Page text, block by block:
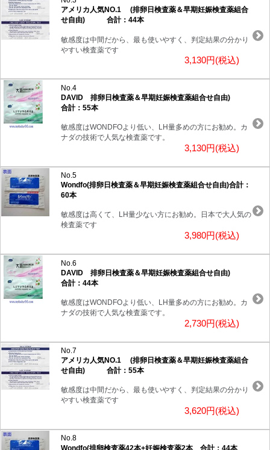
アメリカ人気NO.1 (排卵日検査薬＆早期妊娠検査薬組合
せ自由) 合計：44本
敏感度は中間だから、最も使いやすく、判定結果の分かり
やすい検査薬です
3,130円(税込)
No.4
DAVID 排卵日検査薬＆早期妊娠検査薬組合せ自由)
合計：55本
敏感度はWONDFOより低い、LH量多めの方にお勧め。カ
ナダの技術で人気な検査薬です。
3,130円(税込)
No.5
Wondfo(排卵日検査薬＆早期妊娠検査薬組合せ自由)合計：
60本
敏感度は高くて、LH量少ない方にお勧め。日本で大人気の
検査薬です
3,980円(税込)
No.6
DAVID 排卵日検査薬＆早期妊娠検査薬組合せ自由)
合計：44本
敏感度はWONDFOより低い、LH量多めの方にお勧め。カ
ナダの技術で人気な検査薬です。
2,730円(税込)
No.7
アメリカ人気NO.1 (排卵日検査薬＆早期妊娠検査薬組合
せ自由) 合計：55本
敏感度は中間だから、最も使いやすく、判定結果の分かり
やすい検査薬です
3,620円(税込)
No.8
Wondfo(排卵検査薬42本+妊娠検査薬2本 合計：44本